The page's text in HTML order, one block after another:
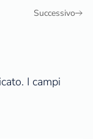
Successivo
I campi